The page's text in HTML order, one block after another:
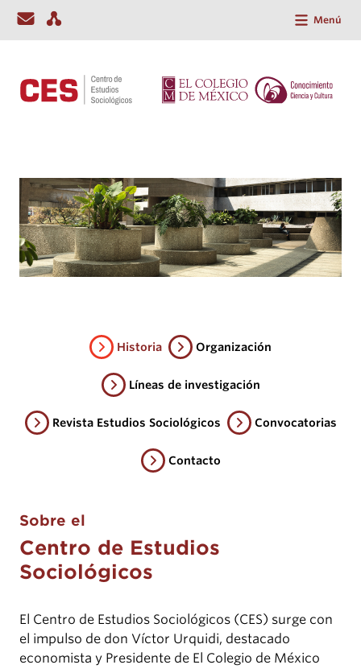
Menú
Historia Organización
Líneas de investigación
Revista Estudios Sociológicos Convocatorias
Contacto
Sobre el
Centro de Estudios
Sociológicos
El Centro de Estudios Sociológicos (CES) surge con
el impulso de don Víctor Urquidi, destacado
economista y Presidente de El Colegio de México